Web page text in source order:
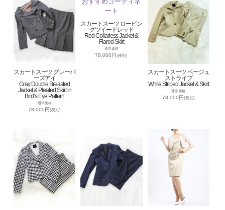
スカートスーツ グレーバ
ーズアイ
Gray Double Breasted
Jacket & Pleated Skirt in
Bird’s Eye Pattern
通常価格
78,000円(税別)
スカートスーツ ロービン
グツイードレッド
Red Collarless Jacket &
Flared Skirt
通常価格
78,000円(税別)
スカートスーツ ベージュ
ストライプ
White Striped Jacket & Skirt
通常価格
78,000円(税別)